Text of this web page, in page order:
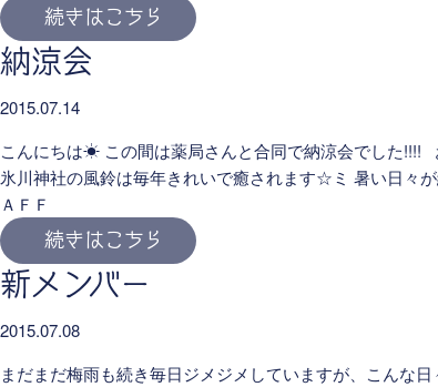
続きはこちら
納涼会
2015.07.14
こんにちは☀ この間は薬局さんと合同で納涼会でした!!!!
氷川神社の風鈴は毎年きれいで癒されます☆ミ 暑い日々
ＡＦＦ
続きはこちら
新メンバー
2015.07.08
まだまだ梅雨も続き毎日ジメジメしていますが、こんな